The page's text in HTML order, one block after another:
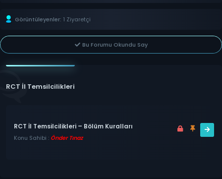
Görüntüleyenler: 1 Ziyaretçi
Bu Forumu Okundu Say
RCT İl Temsilcilikleri
RCT İl Temsilcilikleri – Bölüm Kuralları
Konu Sahibi : Önder Tınaz